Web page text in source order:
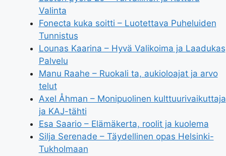
Valinta
Fonecta kuka soitti – Luotettava Puheluiden
Tunnistus
Lounas Kaarina – Hyvä Valikoima ja Laadukas
Palvelu
Manu Raahe – Ruokali ta, aukioloajat ja arvo
telut
Axel Åhman – Monipuolinen kulttuurivaikuttaja
ja KAJ-tähti
Esa Saario – Elämäkerta, roolit ja kuolema
Silja Serenade – Täydellinen opas Helsinki-
Tukholmaan